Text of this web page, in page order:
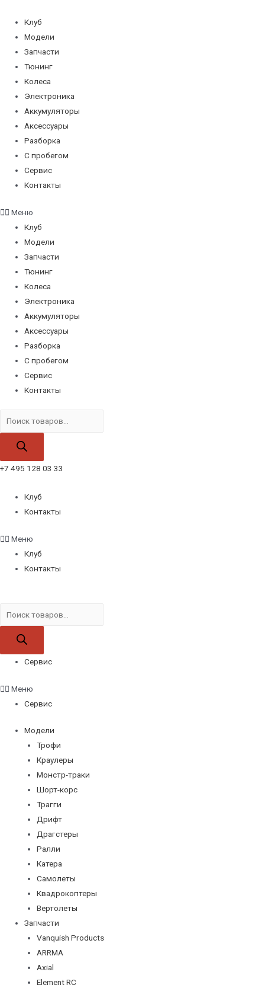
содержимому
Клуб
Модели
Запчасти
Тюнинг
Колеса
Электроника
Аккумуляторы
Аксессуары
Разборка
С пробегом
Сервис
Контакты
Меню
Клуб
Модели
Запчасти
Тюнинг
Колеса
Электроника
Аккумуляторы
Аксессуары
Разборка
С пробегом
Сервис
Контакты
товаров
+7 495 128 03 33
Клуб
Контакты
Меню
Клуб
Контакты
товаров
Сервис
Меню
Сервис
Модели
Трофи
Краулеры
Монстр-траки
Шорт-корс
Трагги
Дрифт
Драгстеры
Ралли
Катера
Самолеты
Квадрокоптеры
Вертолеты
Запчасти
Vanquish Products
ARRMA
Axial
Element RC